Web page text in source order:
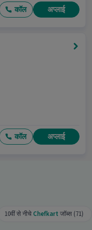
कॉल अप्लाई
कॉल अप्लाई
10वीं से नीचे Chefkart जॉब्स (71)